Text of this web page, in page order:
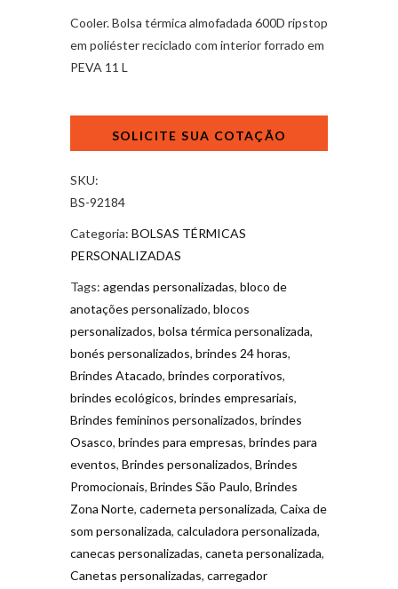
Cooler. Bolsa térmica almofadada 600D ripstop
em poliéster reciclado com interior forrado em
PEVA 11 L
Premium
quantidade
SKU:
BS-92184
Categoria: BOLSAS TÉRMICAS
PERSONALIZADAS
Tags: agendas personalizadas, bloco de
anotações personalizado, blocos
personalizados, bolsa térmica personalizada,
bonés personalizados, brindes 24 horas,
Brindes Atacado, brindes corporativos,
brindes ecológicos, brindes empresariais,
Brindes femininos personalizados, brindes
Osasco, brindes para empresas, brindes para
eventos, Brindes personalizados, Brindes
Promocionais, Brindes São Paulo, Brindes
Zona Norte, caderneta personalizada, Caixa de
som personalizada, calculadora personalizada,
canecas personalizadas, caneta personalizada,
Canetas personalizadas, carregador